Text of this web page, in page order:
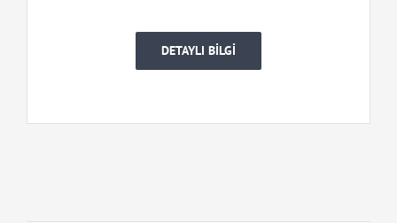
DETAYLI BİLGİ